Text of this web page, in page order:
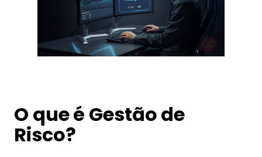
O que é Gestão de
Risco?